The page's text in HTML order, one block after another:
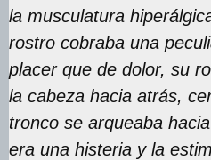
la musculatura
rostro cobraba una
placer que de dolor, su
la cabeza hacia atrás,
tronco se arqueaba
era una histeria y la